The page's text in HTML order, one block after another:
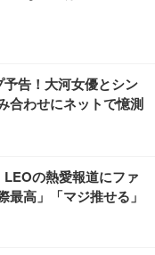
予告！大河女優とシン
合わせにネットで憶測
の熱愛報道にファ
最高」「マジ推せる」